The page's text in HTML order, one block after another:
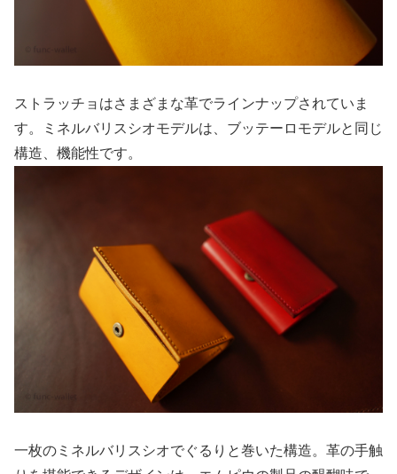
ストラッチョはさまざまな革でラインナップされていま
す。ミネルバリスシオモデルは、ブッテーロモデルと同じ
構造、機能性です。
一枚のミネルバリスシオでぐるりと巻いた構造。革の手触